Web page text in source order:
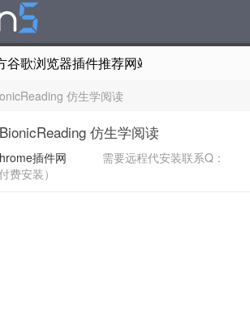
谷歌浏览器插件推荐网站，非Google
仿生学阅读
仿生学阅读
插件网
需要远程代安装联系Q：
费安装）